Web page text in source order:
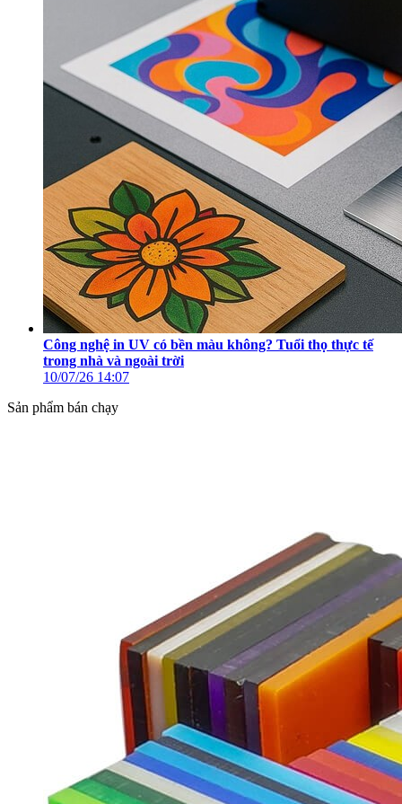
Công nghệ in UV có bền màu không? Tuổi thọ thực tế
trong nhà và ngoài trời
10/07/26 14:07
Sản phẩm bán chạy